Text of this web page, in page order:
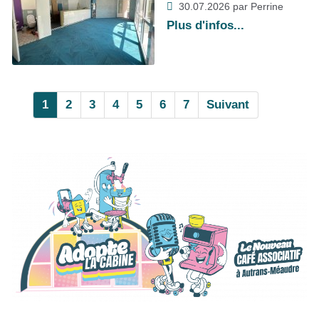
30.07.2026 par Perrine
Plus d'infos...
1 2 3 4 5 6 7 Suivant